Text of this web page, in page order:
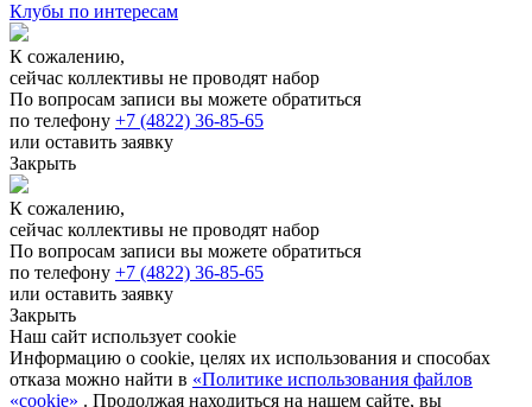
Клубы по интересам
К сожалению,
сейчас коллективы не проводят набор
По вопросам записи вы можете обратиться
по телефону +7 (4822) 36-85-65
или оставить заявку
Закрыть
К сожалению,
сейчас коллективы не проводят набор
По вопросам записи вы можете обратиться
по телефону +7 (4822) 36-85-65
или оставить заявку
Закрыть
Наш сайт использует cookie
Информацию о cookie, целях их использования и способах
отказа можно найти в «Политике использования файлов
«cookie» . Продолжая находиться на нашем сайте, вы